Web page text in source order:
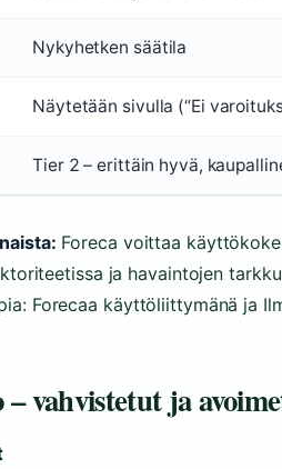
Nykyhetken säätila
Näytetään sivulla (“Ei
Tier 2 – erittäin hyvä,
Foreca voittaa
ja havaintojen
Forecaa käyttöliittymänä ja
– vahvistetut ja